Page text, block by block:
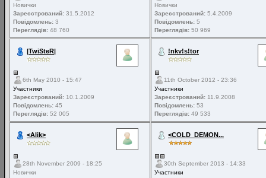
Новички
Зареєстрований: 31.5.2012
Повідомлень: 3
Переглядів: 48 760
Новички
Зареєстрований: 5.4.2009
Повідомлень: 5
Переглядів: 50 969
|TwiSteR|
6th May 2010 - 15:47
Участники
Зареєстрований: 10.1.2009
Повідомлень: 45
Переглядів: 52 005
!nkv!s!tor
11th October 2012 - 23:36
Участники
Зареєстрований: 11.9.2008
Повідомлень: 53
Переглядів: 49 533
<Alik>
28th November 2009 - 18:25
Новички
<COLD_DEMON...
30th September 2013 - 14:33
Участники